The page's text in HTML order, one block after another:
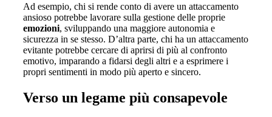
Ad esempio, chi si rende conto di avere un attaccamento
ansioso potrebbe lavorare sulla gestione delle proprie
emozioni, sviluppando una maggiore autonomia e
sicurezza in se stesso. D’altra parte, chi ha un attaccamento
evitante potrebbe cercare di aprirsi di più al confronto
emotivo, imparando a fidarsi degli altri e a esprimere i
propri sentimenti in modo più aperto e sincero.
Verso un legame più consapevole